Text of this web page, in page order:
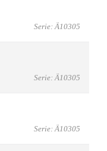
Serie: Ä10305
Serie: Ä10305
Serie: Ä10305